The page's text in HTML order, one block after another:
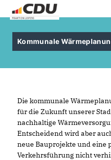
Kommunale
Die kommunale
für die Zukunft unserer
nachhaltige
Entscheidend wird aber
neue Bauprojekte und eine
Verkehrsführung nicht